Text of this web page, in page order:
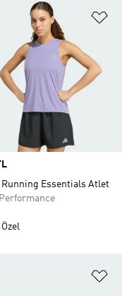
Ekle
Running Essentials Atlet